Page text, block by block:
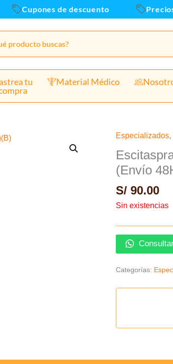
Cupones de descuento Precios
tu
Material Médico
Especializados,
(Envío
S/ 90.00
Sin existencias
Categorías: